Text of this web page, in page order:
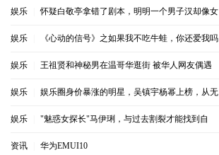
娱乐 怀疑白敬亭拿错了剧本，明明一个男子汉却像女
娱乐 《心动的信号》之如果我不吃牛蛙，你还爱我吗
娱乐 王祖贤和神秘男在温哥华逛街 被华人网友偶遇
娱乐 娱乐圈身价暴涨的明星，吴镇宇杨幂上榜，从无
娱乐 "魅惑女探长"马伊琍，与过去割裂才能找到自
资讯 华为EMUI10